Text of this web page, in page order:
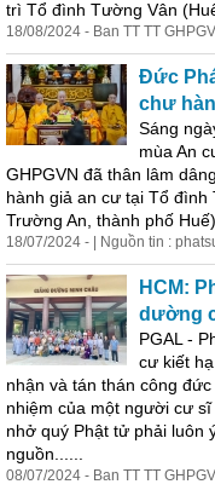
trì Tổ đình Tường Vân
18/08/2024 - Ban TT TT
Đức
chư
Sáng
mùa An
GHPGVN đã thân lâm
hành giả an cư tại Tổ
Trường An, thành phố
18/07/2024 - | Nguồn tin :
HCM:
dường
PGAL -
cư kiết
nhận và tán thán công
nhiệm của một người cư
nhở quý Phật tử phải luôn
nguồn......
08/07/2024 - Ban TT TT